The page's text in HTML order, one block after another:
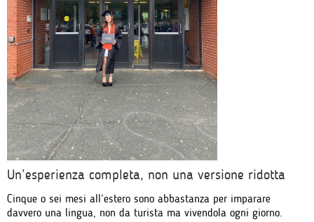
Un’esperienza completa, non una versione ridotta
Cinque o sei mesi all’estero sono abbastanza per imparare
davvero una lingua, non da turista ma vivendola ogni giorno.